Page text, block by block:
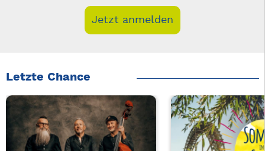
Jetzt anmelden
Letzte Chance